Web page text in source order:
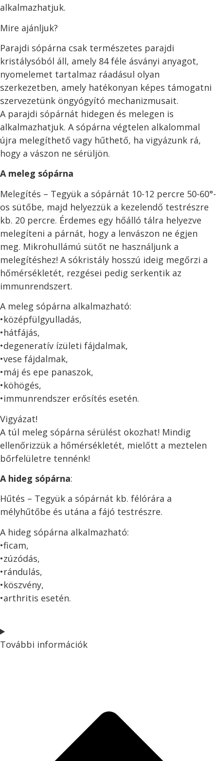
alkalmazhatjuk.
Mire ajánljuk?
Parajdi sópárna csak természetes parajdi
kristálysóból áll, amely 84 féle ásványi anyagot,
nyomelemet tartalmaz ráadásul olyan
szerkezetben, amely hatékonyan képes támogatni
szervezetünk öngyógyító mechanizmusait.
A parajdi sópárnát hidegen és melegen is
alkalmazhatjuk. A sópárna végtelen alkalommal
újra melegíthető vagy hűthető, ha vigyázunk rá,
hogy a vászon ne sérüljön.
A meleg sópárna
Melegítés – Tegyük a sópárnát 10-12 percre 50-60°-
os sütőbe, majd helyezzük a kezelendő testrészre
kb. 20 percre. Érdemes egy hőálló tálra helyezve
melegíteni a párnát, hogy a lenvászon ne égjen
meg. Mikrohullámú sütőt ne használjunk a
melegítéshez! A sókristály hosszú ideig megőrzi a
hőmérsékletét, rezgései pedig serkentik az
immunrendszert.
A meleg sópárna alkalmazható:
•középfülgyulladás,
•hátfájás,
•degeneratív ízületi fájdalmak,
•vese fájdalmak,
•máj és epe panaszok,
•köhögés,
•immunrendszer erősítés esetén.
Vigyázat!
A túl meleg sópárna sérülést okozhat! Mindig
ellenőrizzük a hőmérsékletét, mielőtt a meztelen
bőrfelületre tennénk!
A hideg sópárna:
Hűtés – Tegyük a sópárnát kb. félórára a
mélyhűtőbe és utána a fájó testrészre.
A hideg sópárna alkalmazható:
•ficam,
•zúzódás,
•rándulás,
•köszvény,
•arthritis esetén.
További információk